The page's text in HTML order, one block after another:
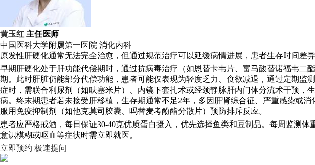
黄玉红 主任医师
中国医科大学附属第一医院 消化内科
原发性肝硬化通常无法完全治愈，但通过规范治疗可以延缓病情进展，患者生存时间差
早期肝硬化处于肝功能代偿期时，通过抗病毒治疗（如恩替卡韦片、富马酸替诺福韦
期。此时肝脏仍能部分代偿功能，患者可能仅表现为轻度乏力、食欲减退，通过定期
症时，需联合利尿剂（如呋塞米片）、内镜下套扎术或经颈静脉肝内门体分流术干预
病。终末期患者若未接受肝移植，生存期通常不足2年，多因肝肾综合征、严重感染或
服用免疫抑制剂（如他克莫司胶囊、吗替麦考酚酯分散片）预防排斥反应。
患者应严格戒酒，每日保证30-40克优质蛋白摄入，优先选择鱼类和豆制品。每周监测
意识模糊或呕血等症状时需立即就医。
立即预约 极速提问